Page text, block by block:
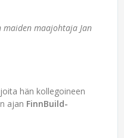
maiden maajohtaja Jan
hän kollegoineen
ajan FinnBuild-